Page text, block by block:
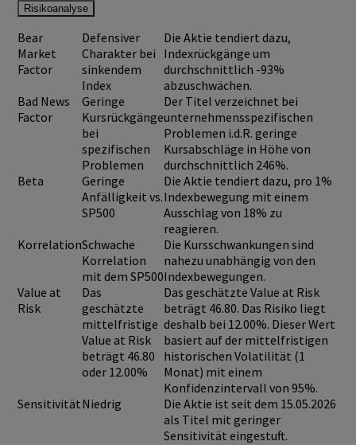
Risikoanalyse
Bear
Market
Factor
Defensiver
Charakter bei
sinkendem
Index
Die Aktie tendiert dazu,
Indexrückgänge um
durchschnittlich -93%
abzuschwächen.
Bad News
Factor
Geringe
Kursrückgänge
bei
spezifischen
Problemen
Der Titel verzeichnet bei
unternehmensspezifischen
Problemen i.d.R. geringe
Kursabschläge in Höhe von
durchschnittlich 246%.
Beta
Geringe
Anfälligkeit vs.
SP500
Die Aktie tendiert dazu, pro 1%
Indexbewegung mit einem
Ausschlag von 18% zu
reagieren.
KorrelationSchwache
Korrelation
mit dem SP500
Die Kursschwankungen sind
nahezu unabhängig von den
Indexbewegungen.
Value at
Risk
Das
geschätzte
mittelfristige
Value at Risk
beträgt 46.80
oder 12.00%
Das geschätzte Value at Risk
beträgt 46.80. Das Risiko liegt
deshalb bei 12.00%. Dieser Wert
basiert auf der mittelfristigen
historischen Volatilität (1
Monat) mit einem
Konfidenzintervall von 95%.
SensitivitätNiedrig
Die Aktie ist seit dem 15.05.2026
als Titel mit geringer
Sensitivität eingestuft.